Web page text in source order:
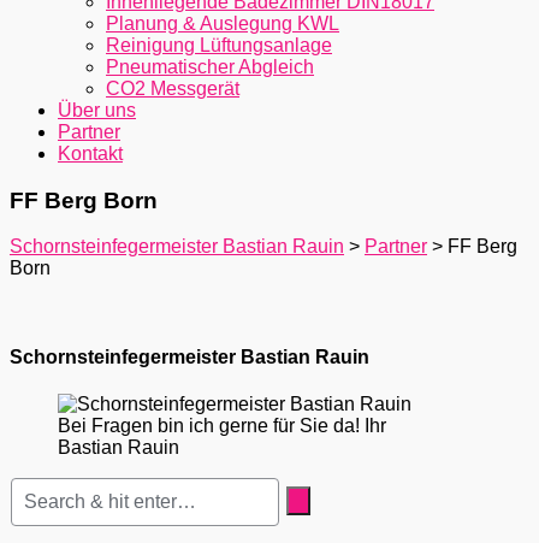
Planung & Auslegung KWL
Reinigung Lüftungsanlage
Pneumatischer Abgleich
CO2 Messgerät
Über uns
Partner
Kontakt
FF Berg Born
Schornsteinfegermeister Bastian Rauin > Partner > FF Berg
Born
Schornsteinfegermeister Bastian Rauin
Bei Fragen bin ich gerne für Sie da! Ihr
Bastian Rauin